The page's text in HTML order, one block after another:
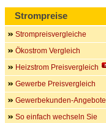
Strompreise
Strompreisvergleiche
Ökostrom Vergleich
Heizstrom Preisvergleich
Gewerbe Preisvergleich
Gewerbekunden-Angebote
So einfach wechseln Sie